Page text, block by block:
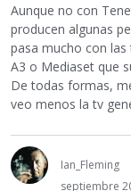
Aunque no con
producen algunas
pasa mucho con
A3 o Mediaset que
De todas formas,
veo menos la tv
Ian_Fleming
septiembre